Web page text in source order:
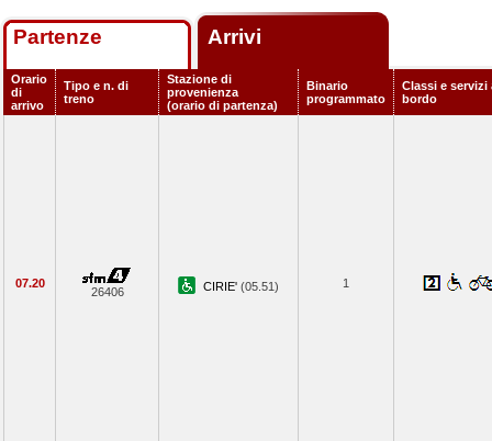
Partenze Arrivi
Orario
di
arrivo
Tipo e n. di
treno
Stazione di
provenienza
(orario di partenza)
Binario
programmato
Classi e servizi
bordo
07.20
26406 CIRIE' (05.51) 1